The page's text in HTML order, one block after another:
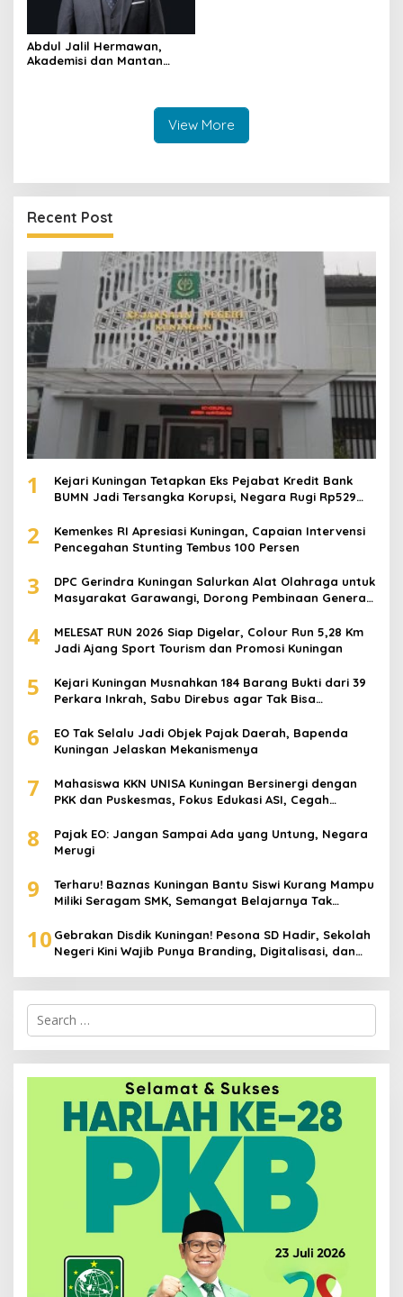
Abdul Jalil Hermawan,
Akademisi dan Mantan
View More
Recent Post
1
Kejari Kuningan Tetapkan Eks Pejabat Kredit Bank
BUMN Jadi Tersangka Korupsi, Negara Rugi Rp529
2
Kemenkes RI Apresiasi Kuningan, Capaian Intervensi
Pencegahan Stunting Tembus 100 Persen
3
DPC Gerindra Kuningan Salurkan Alat Olahraga untuk
Masyarakat Garawangi, Dorong Pembinaan Generasi
4
MELESAT RUN 2026 Siap Digelar, Colour Run 5,28 Km
Jadi Ajang Sport Tourism dan Promosi Kuningan
5
Kejari Kuningan Musnahkan 184 Barang Bukti dari 39
Perkara Inkrah, Sabu Direbus agar Tak Bisa
6
EO Tak Selalu Jadi Objek Pajak Daerah, Bapenda
Kuningan Jelaskan Mekanismenya
7
Mahasiswa KKN UNISA Kuningan Bersinergi dengan
PKK dan Puskesmas, Fokus Edukasi ASI, Cegah
8
Pajak EO: Jangan Sampai Ada yang Untung, Negara
Merugi
9
Terharu! Baznas Kuningan Bantu Siswi Kurang Mampu
Miliki Seragam SMK, Semangat Belajarnya Tak
10 Gebrakan Disdik Kuningan! Pesona SD Hadir, Sekolah
Negeri Kini Wajib Punya Branding, Digitalisasi, dan
Search
for: